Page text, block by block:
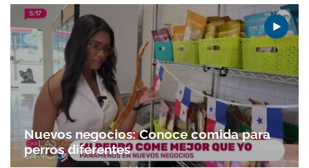
Nuevos negocios: Conoce comida para
perros diferentes